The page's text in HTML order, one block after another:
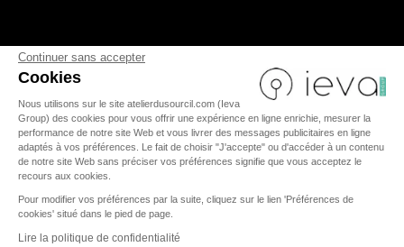
Continuer sans accepter
Cookies
Nous utilisons sur le site atelierdusourcil.com (Ieva
Group) des cookies pour vous offrir une expérience en ligne enrichie, mesurer la
performance de notre site Web et vous livrer des messages publicitaires en ligne
adaptés à vos préférences. Le fait de choisir "J'accepte" ou d'accéder à un contenu
de notre site Web sans préciser vos préférences signifie que vous acceptez le
recours aux cookies.
Pour modifier vos préférences par la suite, cliquez sur le lien 'Préférences de
cookies' situé dans le pied de page.
Lire la politique de confidentialité
FR|IT|US|ES|EN
TERMS AND CONDITIONS
LEGAL NOTICES
PRIVACY POLICY